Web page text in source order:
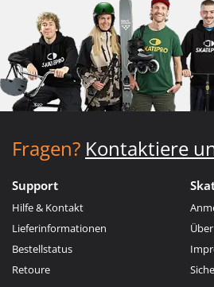
Fragen? Kontaktiere
Support
Hilfe & Kontakt
Lieferinformationen
Bestellstatus
Retoure